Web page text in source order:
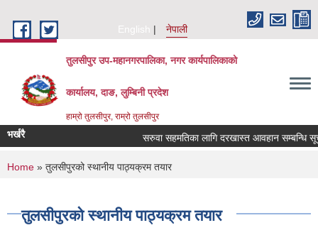
English
नेपाली
तुलसीपुर उप-महानगरपालिका, नगर कार्यपालिकाको
कार्यालय, दाङ, लुम्बिनी प्रदेश
हाम्रो तुलसीपुर, राम्रो तुलसीपुर
भर्खरै सरुवा सहमतिका लागि दरखास्त आवहान सम्बन्धि सूचना
You are here
Home » तुलसीपुरको स्थानीय पाठ्यक्रम तयार
तुलसीपुरको स्थानीय पाठ्यक्रम तयार